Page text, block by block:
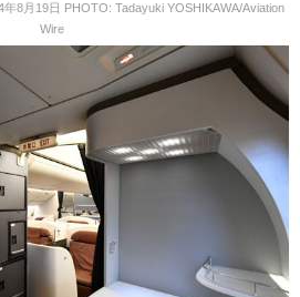
8月19日 PHOTO: Tadayuki YOSHIKAWA/Aviation
Wire